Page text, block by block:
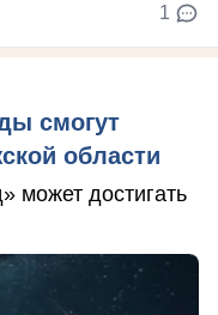
1
смогут
области
может достигать